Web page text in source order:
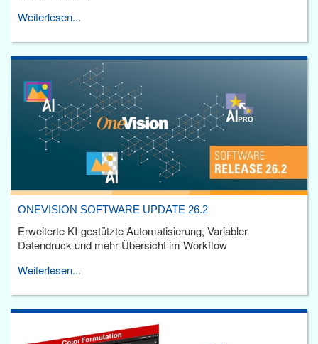
Weiterlesen...
ONEVISION SOFTWARE UPDATE 26.2
Erweiterte KI-gestützte Automatisierung, Variabler
Datendruck und mehr Übersicht im Workflow
Weiterlesen...